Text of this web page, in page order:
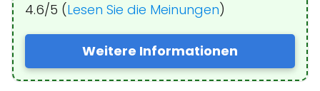
4.6/5 (Lesen Sie die Meinungen)
Weitere Informationen